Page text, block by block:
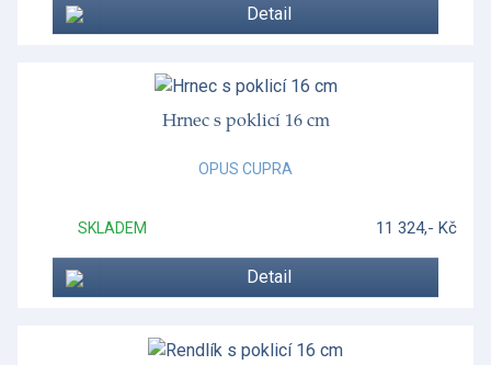
Detail
Hrnec s poklicí 16 cm
OPUS CUPRA
SKLADEM 11 324,- Kč
Detail